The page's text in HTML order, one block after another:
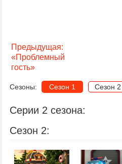
Предыдущая:
«Проблемный
гость»
Сезоны: Сезон 1 Сезон 2
Серии 2 сезона:
Сезон 2: